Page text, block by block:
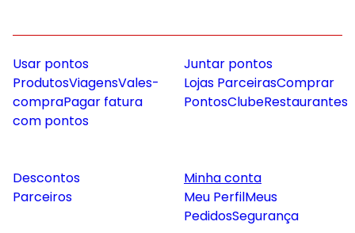
Usar pontos
ProdutosViagensVales-
compraPagar fatura
com pontos
Juntar pontos
Lojas ParceirasComprar
PontosClubeRestaurantes
Descontos
Parceiros
Minha conta
Meu PerfilMeus
PedidosSegurança